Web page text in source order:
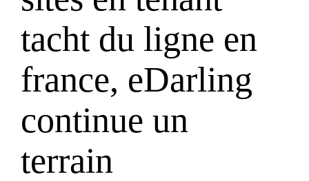
tacht du ligne en
france, eDarling
continue un
terrain